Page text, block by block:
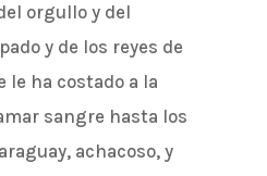
orgullo y del
y de los reyes de
le ha costado a la
sangre hasta los
achacoso, y